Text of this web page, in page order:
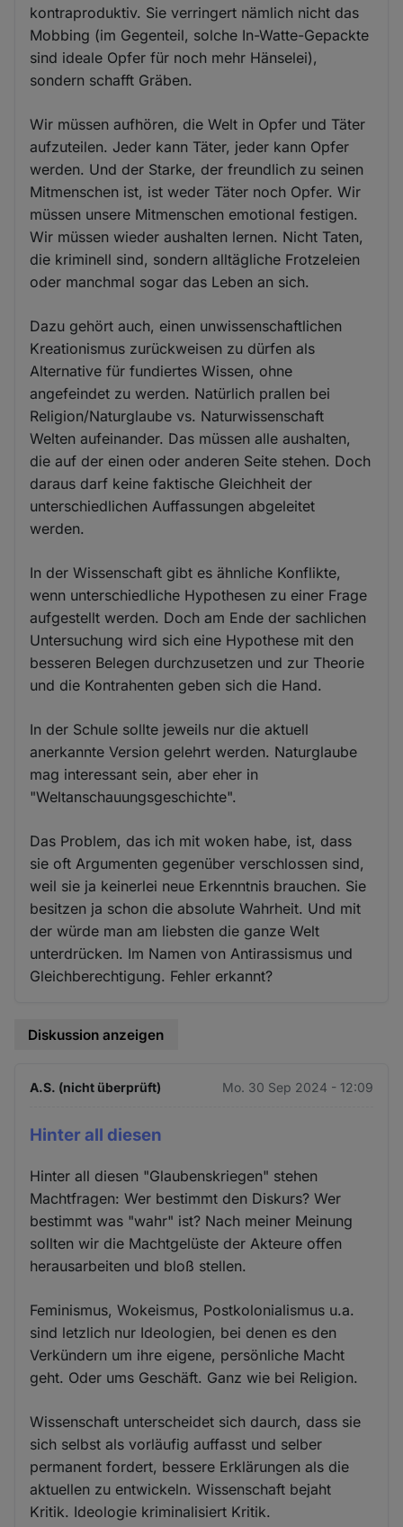
kontraproduktiv. Sie verringert nämlich nicht das
Mobbing (im Gegenteil, solche In-Watte-Gepackte
sind ideale Opfer für noch mehr Hänselei),
sondern schafft Gräben.
Wir müssen aufhören, die Welt in Opfer und Täter
aufzuteilen. Jeder kann Täter, jeder kann Opfer
werden. Und der Starke, der freundlich zu seinen
Mitmenschen ist, ist weder Täter noch Opfer. Wir
müssen unsere Mitmenschen emotional festigen.
Wir müssen wieder aushalten lernen. Nicht Taten,
die kriminell sind, sondern alltägliche Frotzeleien
oder manchmal sogar das Leben an sich.
Dazu gehört auch, einen unwissenschaftlichen
Kreationismus zurückweisen zu dürfen als
Alternative für fundiertes Wissen, ohne
angefeindet zu werden. Natürlich prallen bei
Religion/Naturglaube vs. Naturwissenschaft
Welten aufeinander. Das müssen alle aushalten,
die auf der einen oder anderen Seite stehen. Doch
daraus darf keine faktische Gleichheit der
unterschiedlichen Auffassungen abgeleitet
werden.
In der Wissenschaft gibt es ähnliche Konflikte,
wenn unterschiedliche Hypothesen zu einer Frage
aufgestellt werden. Doch am Ende der sachlichen
Untersuchung wird sich eine Hypothese mit den
besseren Belegen durchzusetzen und zur Theorie
und die Kontrahenten geben sich die Hand.
In der Schule sollte jeweils nur die aktuell
anerkannte Version gelehrt werden. Naturglaube
mag interessant sein, aber eher in
"Weltanschauungsgeschichte".
Das Problem, das ich mit woken habe, ist, dass
sie oft Argumenten gegenüber verschlossen sind,
weil sie ja keinerlei neue Erkenntnis brauchen. Sie
besitzen ja schon die absolute Wahrheit. Und mit
der würde man am liebsten die ganze Welt
unterdrücken. Im Namen von Antirassismus und
Gleichberechtigung. Fehler erkannt?
Diskussion anzeigen
A.S. (nicht überprüft) Mo. 30 Sep 2024 - 12:09
Hinter all diesen
Hinter all diesen "Glaubenskriegen" stehen
Machtfragen: Wer bestimmt den Diskurs? Wer
bestimmt was "wahr" ist? Nach meiner Meinung
sollten wir die Machtgelüste der Akteure offen
herausarbeiten und bloß stellen.
Feminismus, Wokeismus, Postkolonialismus u.a.
sind letzlich nur Ideologien, bei denen es den
Verkündern um ihre eigene, persönliche Macht
geht. Oder ums Geschäft. Ganz wie bei Religion.
Wissenschaft unterscheidet sich daurch, dass sie
sich selbst als vorläufig auffasst und selber
permanent fordert, bessere Erklärungen als die
aktuellen zu entwickeln. Wissenschaft bejaht
Kritik. Ideologie kriminalisiert Kritik.